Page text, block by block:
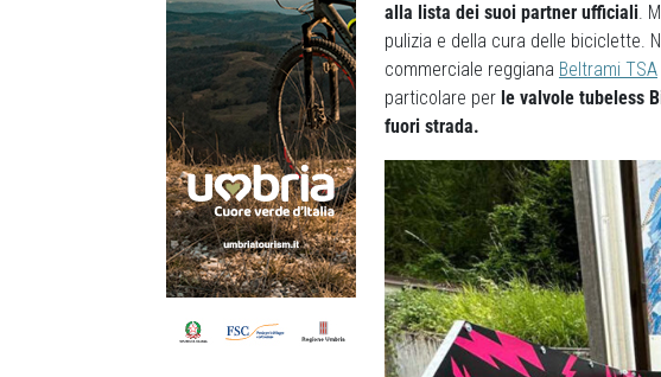
alla lista dei suoi partner ufficiali.
pulizia e della cura delle biciclette.
commerciale reggiana Beltrami TSA
particolare per le valvole tubeless
fuori strada.